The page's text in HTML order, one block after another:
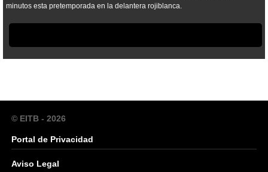
minutos esta pretemporada en la delantera rojiblanca.
© EITB - 2026
Portal de Privacidad
Aviso Legal